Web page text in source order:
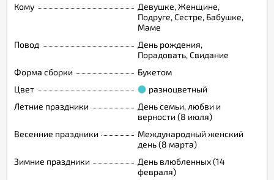
Кому
Девушке, Женщине,
Подруге, Сестре, Бабушке,
Маме
Повод
День рождения,
Порадовать, Свидание
Форма сборки
Букетом
Цвет
разноцветный
Летние праздники
День семьи, любви и
верности (8 июля)
Весенние праздники
Международный женский
день (8 марта)
Зимние праздники
День влюбленных (14
февраля)